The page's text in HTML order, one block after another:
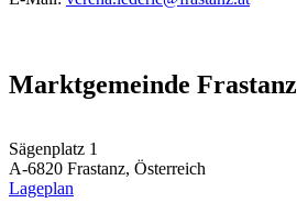
Marktgemeinde Frastanz
Sägenplatz 1
A-6820 Frastanz, Österreich
Lageplan